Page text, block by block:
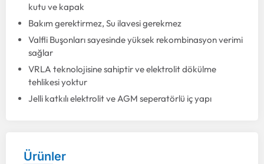
Ürünler
kutu ve kapak
Bakım gerektirmez, Su ilavesi gerekmez
Valfli Buşonları sayesinde yüksek rekombinasyon verimi
sağlar
VRLA teknolojisine sahiptir ve elektrolit dökülme
tehlikesi yoktur
Jelli katkılı elektrolit ve AGM seperatörlü iç yapı